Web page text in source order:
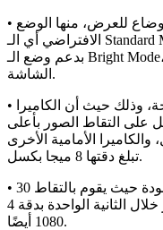
• تقوم الشاشة بدعم العديد من الأوضاع للعرض، منها الوضع
الافتراضي أي الـ Standard Mode، ووضع الـ Normal Mode كما تقوم
بدعم وضع الـ Bright Mode، بالإضافة إلى إمكانية التحكم في ألوان
الشاشة.
• يتميز الهاتف بوجود كاميرا أمامية مزدوجة، وذلك حيث أن الكاميرا
على التقاط الصور بأعلى
32 ميجا بكسل، والكاميرا الأمامية الأخرى
تبلغ دقتها 8 ميجا بكسل.
• يقوم الهاتف بالتقاط الفيديو بأعلى جودة حيث يقوم بالتقاط 30
إطار خلال الثانية الواحدة بدقة 4k، ويقوم بدعم تصوير الفيديو بجودة
1080 أيضًا.